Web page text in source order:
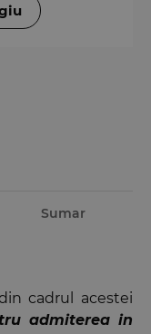
Sumar
cadrul acestei
admiterea in